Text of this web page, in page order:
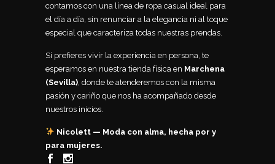
contamos con una línea de ropa casual ideal para
el día a día, sin renunciar a la elegancia ni al toque
especial que caracteriza todas nuestras prendas.
Si prefieres vivir la experiencia en persona, te
esperamos en nuestra tienda física en Marchena
(Sevilla) , donde te atenderemos con la misma
pasión y cariño que nos ha acompañado desde
nuestros inicios.
Nicolett — Moda con alma, hecha por y
para mujeres.